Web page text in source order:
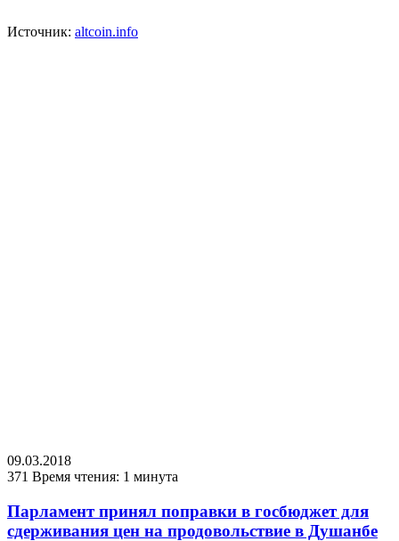
Источник: altcoin.info
09.03.2018
371 Время чтения: 1 минута
Парламент принял поправки в госбюджет для
сдерживания цен на продовольствие в Душанбе